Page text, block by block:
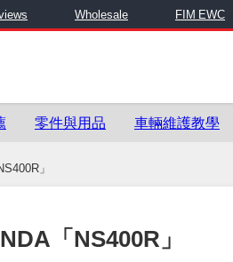
Wholesale FIM EWC
零件與用品 車輛維護教學
」
「NS400R」